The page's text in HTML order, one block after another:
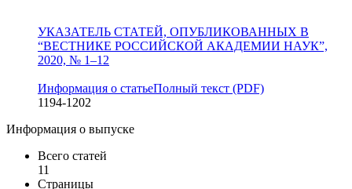
УКАЗАТЕЛЬ СТАТЕЙ, ОПУБЛИКОВАННЫХ В
“ВЕСТНИКЕ РОССИЙСКОЙ АКАДЕМИИ НАУК”,
2020, № 1–12
Информация о статьеПолный текст (PDF)
1194-1202
Информация о выпуске
Всего статей
11
Страницы